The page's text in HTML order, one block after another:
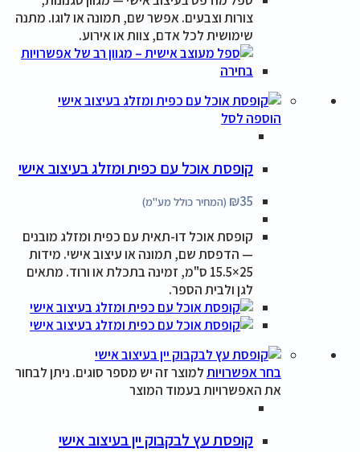
צורות וצבעים. אפשר שם, תמונה או לוגו. מתנה
שימושית לכל אדם, צוות או אירוע.
הוספה לסל
קופסת אוכל עם כפית ומזלג בעיצוב אישי
₪35 (המחיר כולל מע"מ)
קופסת אוכל דו-תאית עם כפית ומזלג מובנים
— הדפסת שם, תמונה או עיצוב אישי. מידות
25×15.5 ס"מ, זמינה בתכלת או ורוד. מתאים
לגן ולבית הספר.
בחר אפשרויותלמוצר זה יש מספר סוגים. ניתן לבחור
את האפשרויות בעמוד המוצר
קופסת עץ לבקבוק יין בעיצוב אישי